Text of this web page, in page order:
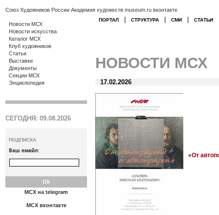
Союз Художников России Академия художеств museum.ru вконтакте
Новости МСХ
Новости искусства
Каталог МСХ
Клуб художников
Статьи
Выставки
Документы
Секции МСХ
Энциклопедия
СЕГОДНЯ: 09.08.2026
ПОДПИСКА
Ваш емайл:
МСХ на telegram
МСХ вконтакте
ПОРТАЛ СТРУКТУРА СМИ СТАТЬИ
НОВОСТИ МСХ
17.02.2026
«От